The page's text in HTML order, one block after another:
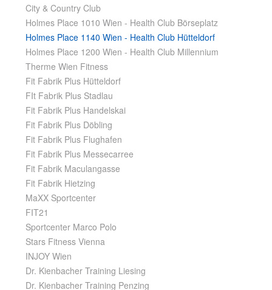
City & Country Club
Holmes Place 1010 Wien - Health Club Börseplatz
Holmes Place 1140 Wien - Health Club Hütteldorf
Holmes Place 1200 Wien - Health Club Millennium
Therme Wien Fitness
Fit Fabrik Plus Hütteldorf
FIt Fabrik Plus Stadlau
Fit Fabrik Plus Handelskai
Fit Fabrik Plus Döbling
Fit Fabrik Plus Flughafen
Fit Fabrik Plus Messecarree
Fit Fabrik Maculangasse
Fit Fabrik Hietzing
MaXX Sportcenter
FIT21
Sportcenter Marco Polo
Stars Fitness Vienna
INJOY Wien
Dr. Kienbacher Training Liesing
Dr. Kienbacher Training Penzing